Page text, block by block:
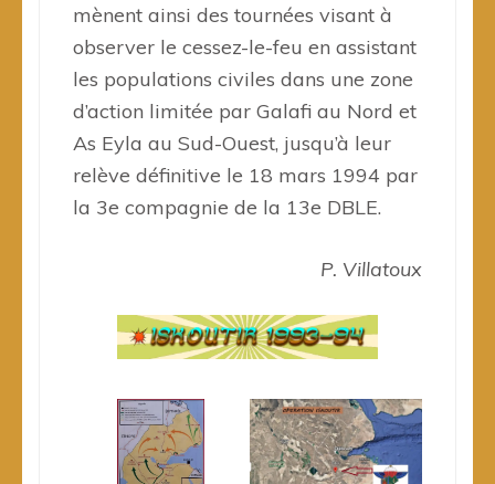
mènent ainsi des tournées visant à
observer le cessez-le-feu en assistant
les populations civiles dans une zone
d’action limitée par Galafi au Nord et
As Eyla au Sud-Ouest, jusqu’à leur
relève définitive le 18 mars 1994 par
la 3e compagnie de la 13e DBLE.
P. Villatoux